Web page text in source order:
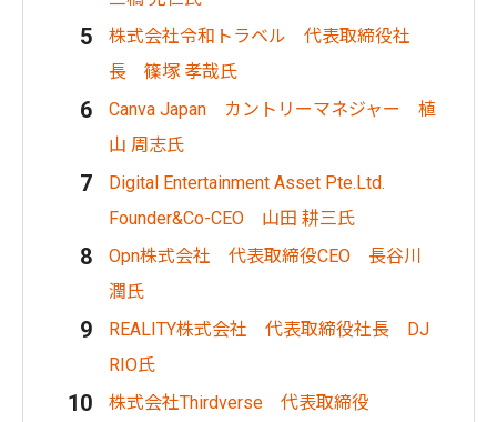
株式会社令和トラベル 代表取締役社
長 篠塚 孝哉氏
Canva Japan カントリーマネジャー 植
山 周志氏
Digital Entertainment Asset Pte.Ltd.
Founder&Co-CEO 山田 耕三氏
Opn株式会社 代表取締役CEO 長谷川
潤氏
REALITY株式会社 代表取締役社長 DJ
RIO氏
株式会社Thirdverse 代表取締役